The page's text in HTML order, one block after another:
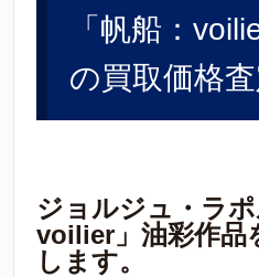
「帆船：
の買取価格
ジョルジュ・ラポ
voilier」油彩作品
します。